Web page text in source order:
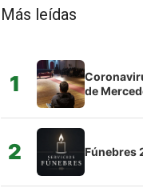
Más leídas
1
de
2 Fúnebres